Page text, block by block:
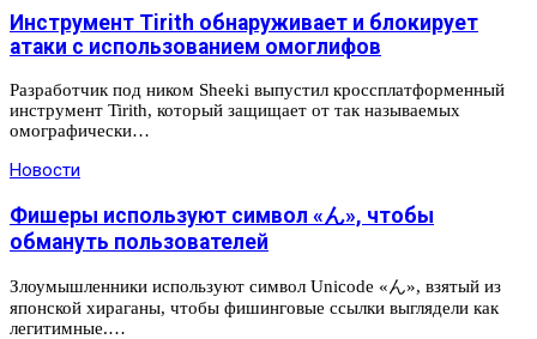
Инструмент Tirith обнаруживает и блокирует
атаки с использованием омоглифов
Разработчик под ником Sheeki выпустил кроссплатформенный
инструмент Tirith, который защищает от так называемых
омографически…
Новости
Фишеры используют символ «ん», чтобы
обмануть пользователей
Злоумышленники используют символ Unicode «ん», взятый из
японской хираганы, чтобы фишинговые ссылки выглядели как
легитимные.…